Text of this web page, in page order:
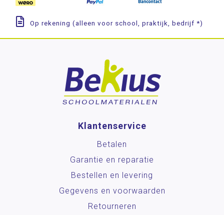
Op rekening (alleen voor school, praktijk, bedrijf *)
Klantenservice
Betalen
Garantie en reparatie
Bestellen en levering
Gegevens en voorwaarden
Retourneren